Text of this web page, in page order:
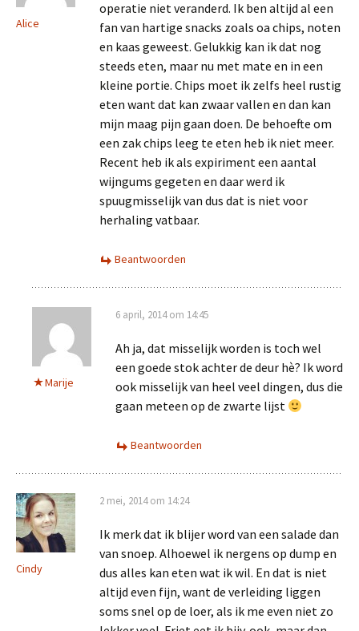
Alice
operatie niet veranderd. Ik ben altijd al een
fan van hartige snacks zoals oa chips, noten
en kaas geweest. Gelukkig kan ik dat nog
steeds eten, maar nu met mate en in een
kleine portie. Chips moet ik zelfs heel rustig
eten want dat kan zwaar vallen en dan kan
mijn maag pijn gaan doen. De behoefte om
een zak chips leeg te eten heb ik niet meer.
Recent heb ik als expiriment een aantal
wijngums gegeten en daar werd ik
spuugmisselijk van dus dat is niet voor
herhaling vatbaar.
Beantwoorden
Marije
6 april, 2014 om 14:45
Ah ja, dat misselijk worden is toch wel
een goede stok achter de deur hè? Ik word
ook misselijk van heel veel dingen, dus die
gaan meteen op de zwarte lijst
Beantwoorden
Cindy
2 mei, 2014 om 14:24
Ik merk dat ik blijer word van een salade dan
van snoep. Alhoewel ik nergens op dump en
dus alles kan eten wat ik wil. En dat is niet
altijd even fijn, want de verleiding liggen
soms snel op de loer, als ik me even niet zo